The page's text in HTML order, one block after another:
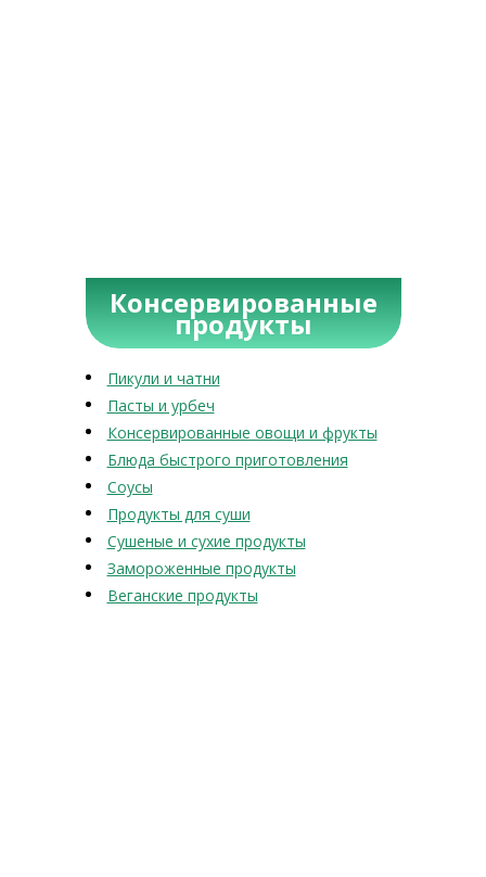
Консервированные
продукты
Пикули и чатни
Пасты и урбеч
Консервированные овощи и фрукты
Блюда быстрого приготовления
Соусы
Продукты для суши
Сушеные и сухие продукты
Замороженные продукты
Веганские продукты